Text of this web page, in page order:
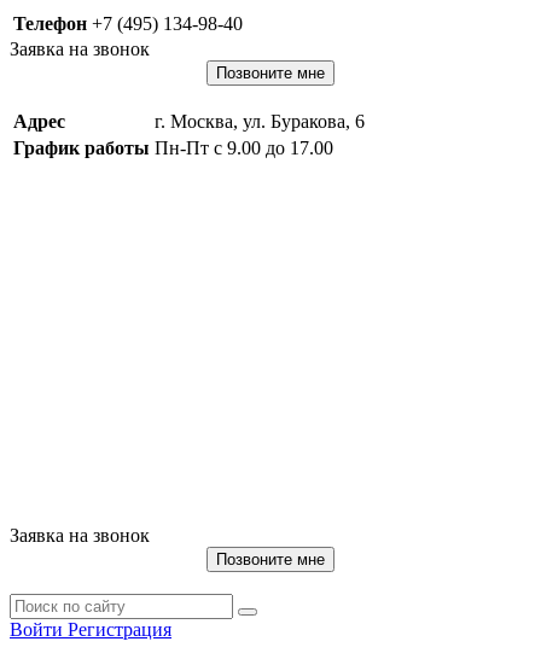
Телефон +7 (495) 134-98-40
Заявка на звонок
Позвоните мне
Адрес
г. Москва, ул. Буракова, 6
График работы Пн-Пт с 9.00 до 17.00
Заявка на звонок
Позвоните мне
Войти Регистрация